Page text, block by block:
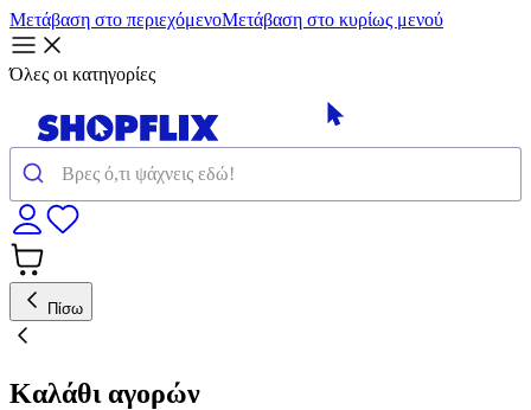
Μετάβαση στο περιεχόμενοΜετάβαση στο κυρίως μενού
Όλες οι κατηγορίες
Πίσω
Καλάθι αγορών